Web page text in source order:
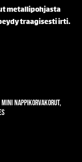
metallipohjasta
traagisesti irti.
nappikorvakorut,